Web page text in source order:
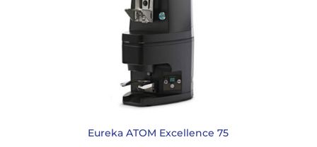
Eureka ATOM Excellence 75